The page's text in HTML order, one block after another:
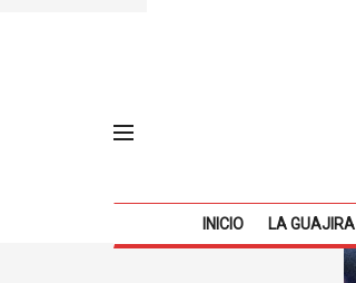
INICIO LA GUAJIRA